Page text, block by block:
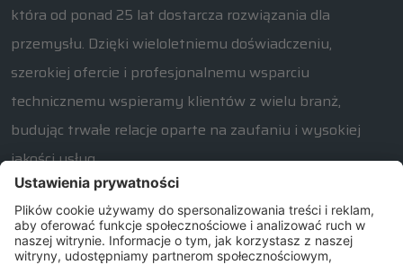
która od ponad 25 lat dostarcza rozwiązania dla
przemysłu. Dzięki wieloletniemu doświadczeniu,
szerokiej ofercie i profesjonalnemu wsparciu
technicznemu wspieramy klientów z wielu branż,
budując trwałe relacje oparte na zaufaniu i wysokiej
jakości usług.
W razie jakichkolwiek pytań związanych z naszą ofertą
prosimy o kontakt od poniedziałku do piątku w
godzinach 7:30 – 15:30.